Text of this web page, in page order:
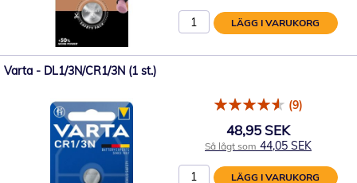
LÄGG I VARUKORG
Varta - DL1/3N/CR1/3N (1 st.)
(9)
48,95 SEK
Så lågt som 44,05 SEK
LÄGG I VARUKORG